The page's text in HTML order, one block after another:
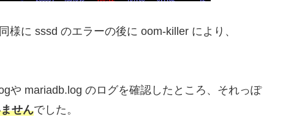
に sssd のエラーの後に oom-killer により、
や mariadb.log のログを確認したところ、それっぽ
せんでした。